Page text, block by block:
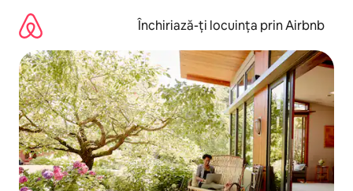
mergi
conținut
Închiriază-ți locuința prin Airbnb